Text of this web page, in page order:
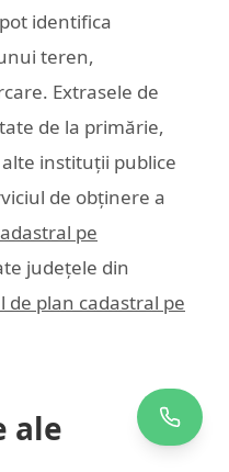
identifica
teren,
Extrasele de
de la primărie,
instituții publice
de obținere a
pe
județele din
de plan cadastral pe
ale